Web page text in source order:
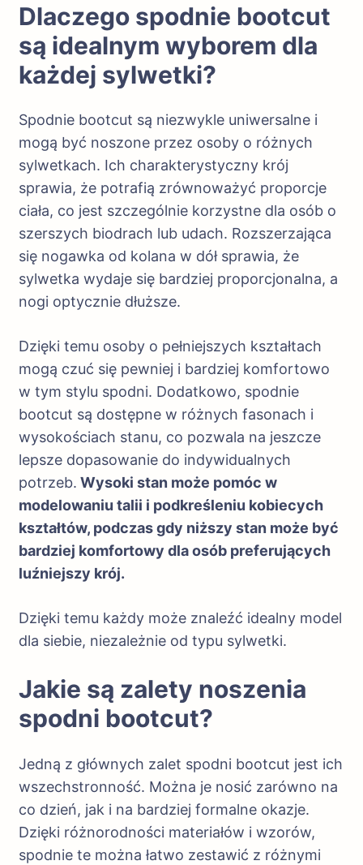
Dlaczego spodnie bootcut
są idealnym wyborem dla
każdej sylwetki?
Spodnie bootcut są niezwykle uniwersalne i
mogą być noszone przez osoby o różnych
sylwetkach. Ich charakterystyczny krój
sprawia, że potrafią zrównoważyć proporcje
ciała, co jest szczególnie korzystne dla osób o
szerszych biodrach lub udach. Rozszerzająca
się nogawka od kolana w dół sprawia, że
sylwetka wydaje się bardziej proporcjonalna, a
nogi optycznie dłuższe.
Dzięki temu osoby o pełniejszych kształtach
mogą czuć się pewniej i bardziej komfortowo
w tym stylu spodni. Dodatkowo, spodnie
bootcut są dostępne w różnych fasonach i
wysokościach stanu, co pozwala na jeszcze
lepsze dopasowanie do indywidualnych
potrzeb. Wysoki stan może pomóc w
modelowaniu talii i podkreśleniu kobiecych
kształtów, podczas gdy niższy stan może być
bardziej komfortowy dla osób preferujących
luźniejszy krój.
Dzięki temu każdy może znaleźć idealny model
dla siebie, niezależnie od typu sylwetki.
Jakie są zalety noszenia
spodni bootcut?
Jedną z głównych zalet spodni bootcut jest ich
wszechstronność. Można je nosić zarówno na
co dzień, jak i na bardziej formalne okazje.
Dzięki różnorodności materiałów i wzorów,
spodnie te można łatwo zestawić z różnymi